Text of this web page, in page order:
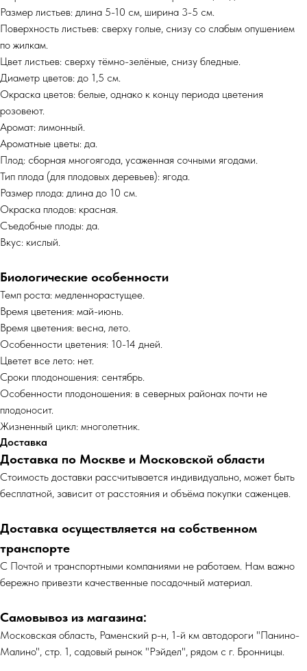
Размер листьев: длина 5-10 см, ширина 3-5 см.
Поверхность листьев: сверху голые, снизу со слабым опушением
по жилкам.
Цвет листьев: сверху тёмно-зелёные, снизу бледные.
Диаметр цветов: до 1,5 см.
Окраска цветов: белые, однако к концу периода цветения
розовеют.
Аромат: лимонный.
Ароматные цветы: да.
Плод: сборная многоягода, усаженная сочными ягодами.
Тип плода (для плодовых деревьев): ягода.
Размер плода: длина до 10 см.
Окраска плодов: красная.
Съедобные плоды: да.
Вкус: кислый.
Биологические особенности
Темп роста: медленнорастущее.
Время цветения: май-июнь.
Время цветения: весна, лето.
Особенности цветения: 10-14 дней.
Цветет все лето: нет.
Сроки плодоношения: сентябрь.
Особенности плодоношения: в северных районах почти не
плодоносит.
Жизненный цикл: многолетник.
Доставка
Доставка по Москве и Московской области
Cтоимость доставки рассчитывается индивидуально, может быть
бесплатной, зависит от расстояния и объёма покупки саженцев.
Доставка осуществляется на собственном
транспорте
С Почтой и транспортными компаниями не работаем. Нам важно
бережно привезти качественные посадочный материал.
Самовывоз из магазина:
Московская область, Раменский р-н, 1-й км автодороги "Панино-
Малино", стр. 1, садовый рынок "Рэйдел", рядом с г. Бронницы.